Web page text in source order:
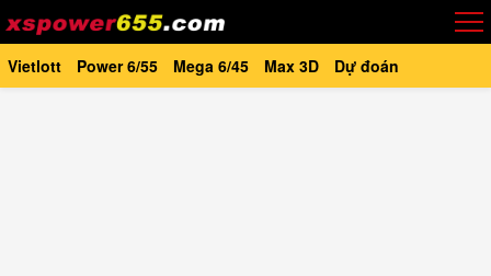
Vietlott Power 6/55 Mega 6/45 Max 3D Dự đoán